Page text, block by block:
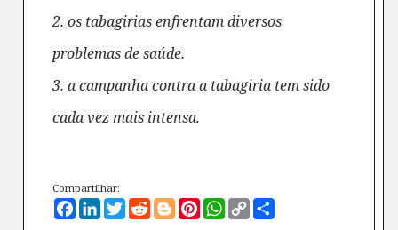
2. os tabagirias enfrentam diversos
problemas de saúde.
3. a campanha contra a tabagiria tem sido
cada vez mais intensa.
Compartilhar:
Facebook
LinkedIn
TwitterRedditBloggerPinterest
WhatsApp
Copy
Link